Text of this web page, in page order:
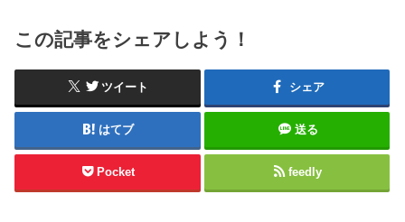
この記事をシェアしよう！
ツイート シェア
はてブ 送る
Pocket feedly